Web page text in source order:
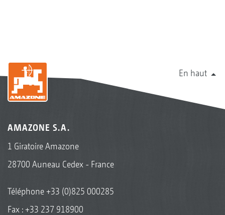
En haut
AMAZONE S.A.
1 Giratoire Amazone
28700 Auneau Cedex - France
Téléphone+33 (0)825 000285
Fax : +33 237 918900